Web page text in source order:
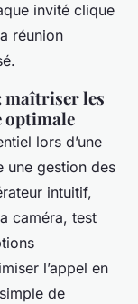
invité clique
réunion
maîtriser les
optimale
lors d’une
une gestion des
intuitif,
caméra, test
l’appel en
de